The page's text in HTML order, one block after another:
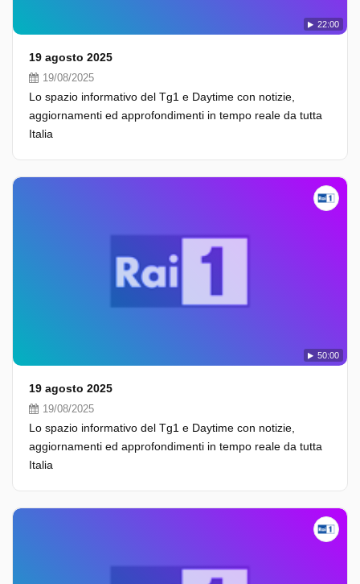
22:00
19 agosto 2025
19/08/2025
Lo spazio informativo del Tg1 e Daytime con notizie,
aggiornamenti ed approfondimenti in tempo reale da tutta
Italia
50:00
19 agosto 2025
19/08/2025
Lo spazio informativo del Tg1 e Daytime con notizie,
aggiornamenti ed approfondimenti in tempo reale da tutta
Italia